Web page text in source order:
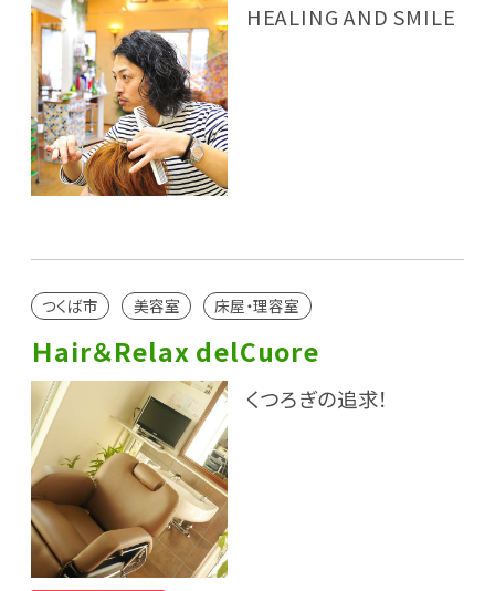
HEALING AND SMILE
つくば市 美容室 床屋・理容室
Ｈair＆Relax delCuore
くつろぎの追求！